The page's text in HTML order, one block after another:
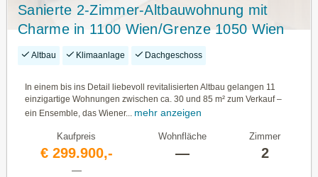
Sanierte 2-Zimmer-Altbauwohnung mit
Charme in 1100 Wien/Grenze 1050 Wien
Altbau Klimaanlage Dachgeschoss
In einem bis ins Detail liebevoll revitalisierten Altbau gelangen 11
einzigartige Wohnungen zwischen ca. 30 und 85 m² zum Verkauf –
ein Ensemble, das Wiener...
mehr anzeigen
Kaufpreis
€ 299.900,-
—
Wohnfläche
—
Zimmer
2